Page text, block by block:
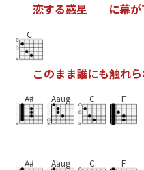
恋する惑星 に幕が
C
このまま誰にも触れら
A# Aaug C F
A# Aaug C F